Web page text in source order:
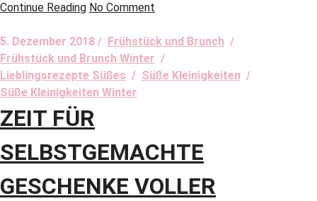
Continue Reading No Comment
5. Dezember 2018 / Frühstück und Brunch /
Frühstück und Brunch Winter /
Lieblingsrezepte Süßes / Süße Kleinigkeiten /
Süße Kleinigkeiten Winter
ZEIT FÜR
SELBSTGEMACHTE
GESCHENKE VOLLER